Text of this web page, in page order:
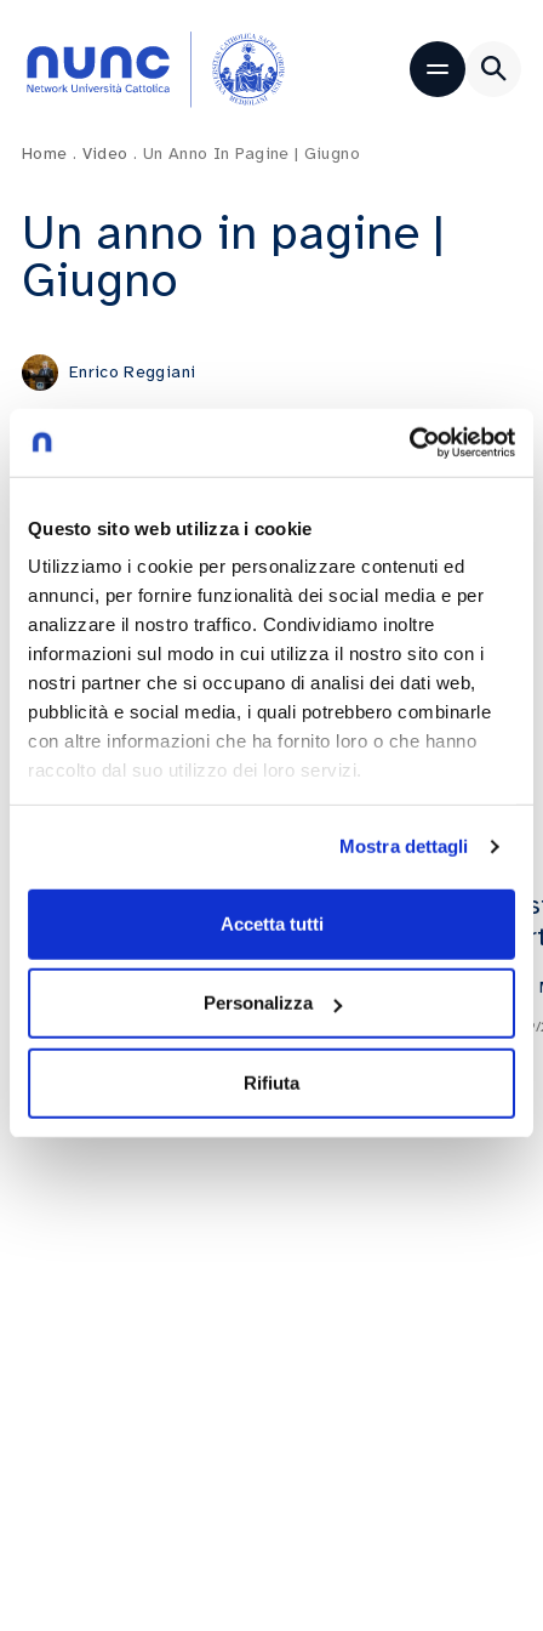
Questo sito web utilizza i cookie
Utilizziamo i cookie per personalizzare contenuti ed
annunci, per fornire funzionalità dei social media e per
analizzare il nostro traffico. Condividiamo inoltre
informazioni sul modo in cui utilizza il nostro sito con i
nostri partner che si occupano di analisi dei dati web,
pubblicità e social media, i quali potrebbero combinarle
con altre informazioni che ha fornito loro o che hanno
raccolto dal suo utilizzo dei loro servizi.
Mostra dettagli
Accetta tutti
Personalizza
Rifiuta
Home . Video . Un Anno In Pagine | Giugno
Un anno in pagine |
Giugno
Enrico Reggiani
Play now
musica
Altri video che potrebbero
Cattolica in concerto
10/12/2025
08/